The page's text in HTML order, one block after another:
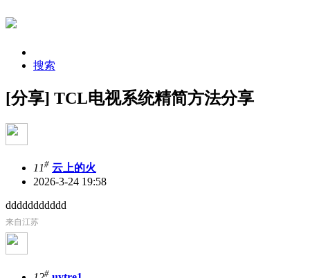
搜索
[分享] TCL电视系统精简方法分享
11# 云上的火
2026-3-24 19:58
ddddddddddd
来自江苏
#